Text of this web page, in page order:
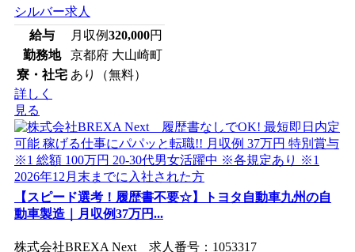
シルバー求人
給与
月収例320,000円
勤務地
京都府 大山崎町
寮・社宅 あり（無料）
詳しく
見る
【スピード選考！履歴書不要☆】トヨタ自動車九州の自
動車製造｜月収例37万円...
株式会社BREXA Next 求人番号：1053317